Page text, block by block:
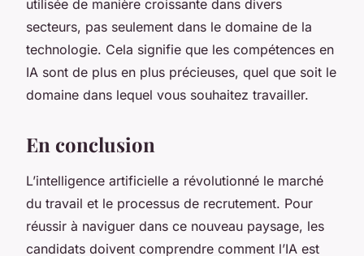
utilisée de manière croissante dans divers
secteurs, pas seulement dans le domaine de la
technologie. Cela signifie que les compétences en
IA sont de plus en plus précieuses, quel que soit le
domaine dans lequel vous souhaitez travailler.
En conclusion
L’intelligence artificielle a révolutionné le marché
du travail et le processus de recrutement. Pour
réussir à naviguer dans ce nouveau paysage, les
candidats doivent comprendre comment l’IA est